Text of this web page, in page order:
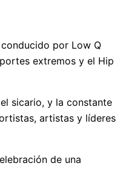
por Low Q
extremos y el Hip
sicario, y la constante
artistas y líderes
de una